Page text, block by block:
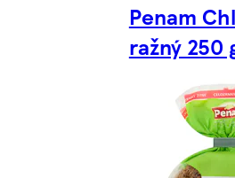
Penam
ražný 250